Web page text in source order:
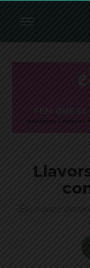
És un